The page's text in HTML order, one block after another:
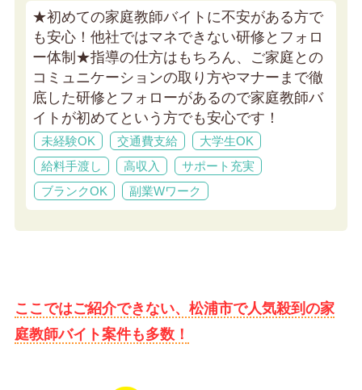
★初めての家庭教師バイトに不安がある方で
も安心！他社ではマネできない研修とフォロ
ー体制★指導の仕方はもちろん、ご家庭との
コミュニケーションの取り方やマナーまで徹
底した研修とフォローがあるので家庭教師バ
イトが初めてという方でも安心です！
未経験OK 交通費支給
大学生OK
給料手渡し
高収入
サポート充実
ブランクOK
副業Wワーク
ここではご紹介できない、松浦市で人気殺到の家
庭教師バイト案件も多数！